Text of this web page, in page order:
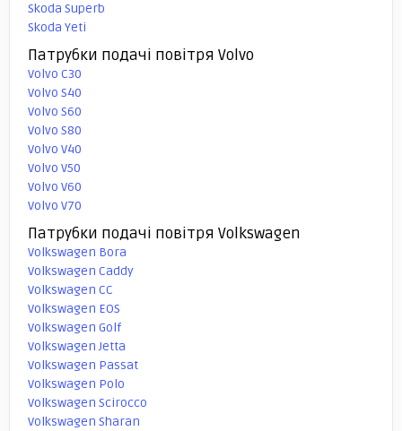
Skoda Superb
Skoda Yeti
Патрубки подачі повітря Volvo
Volvo C30
Volvo S40
Volvo S60
Volvo S80
Volvo V40
Volvo V50
Volvo V60
Volvo V70
Патрубки подачі повітря Volkswagen
Volkswagen Bora
Volkswagen Caddy
Volkswagen CC
Volkswagen EOS
Volkswagen Golf
Volkswagen Jetta
Volkswagen Passat
Volkswagen Polo
Volkswagen Scirocco
Volkswagen Sharan